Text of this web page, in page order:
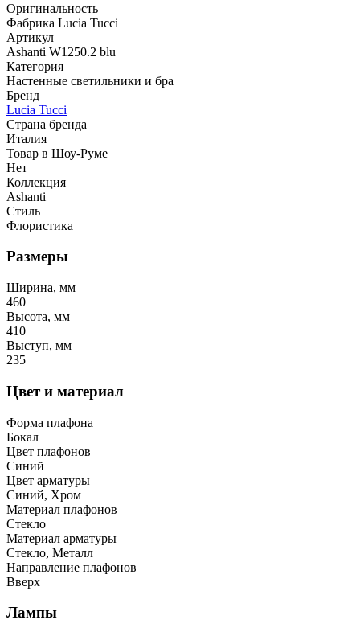
Оригинальность
Фабрика Lucia Tucci
Артикул
Ashanti W1250.2 blu
Категория
Настенные светильники и бра
Бренд
Lucia Tucci
Страна бренда
Италия
Товар в Шоу-Руме
Нет
Коллекция
Ashanti
Стиль
Флористика
Размеры
Ширина, мм
460
Высота, мм
410
Выступ, мм
235
Цвет и материал
Форма плафона
Бокал
Цвет плафонов
Синий
Цвет арматуры
Синий, Хром
Материал плафонов
Стекло
Материал арматуры
Стекло, Металл
Направление плафонов
Вверх
Лампы